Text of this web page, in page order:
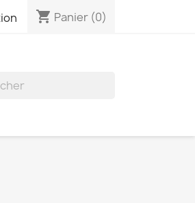
shopping_cart Panier (0)